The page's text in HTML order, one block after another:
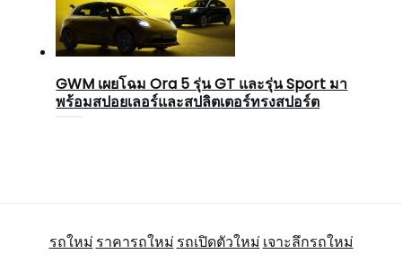
GWM เผยโฉม Ora 5 รุ่น GT และรุ่น Sport มา
พร้อมสปอยเลอร์และสปลิตเตอร์ทรงสปอร์ต
รถใหม่ ราคารถใหม่ รถเปิดตัวใหม่ เจาะลึกรถใหม่